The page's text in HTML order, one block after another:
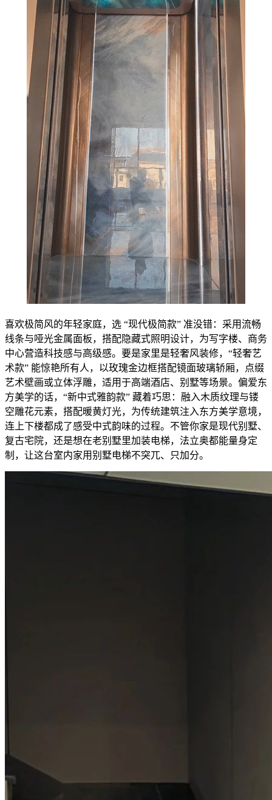
喜欢极简风的年轻家庭，选 “现代极简款” 准没错：采用流畅
线条与哑光金属面板，搭配隐藏式照明设计，为写字楼、商务
中心营造科技感与高级感。要是家里是轻奢风装修，“轻奢艺
术款” 能惊艳所有人，以玫瑰金边框搭配镜面玻璃轿厢，点缀
艺术壁画或立体浮雕，适用于高端酒店、别墅等场景。偏爱东
方美学的话，“新中式雅韵款” 藏着巧思：融入木质纹理与镂
空雕花元素，搭配暖黄灯光，为传统建筑注入东方美学意境，
连上下楼都成了感受中式韵味的过程。不管你家是现代别墅、
复古宅院，还是想在老别墅里加装电梯，法立奥都能量身定
制，让这台室内家用别墅电梯不突兀、只加分。